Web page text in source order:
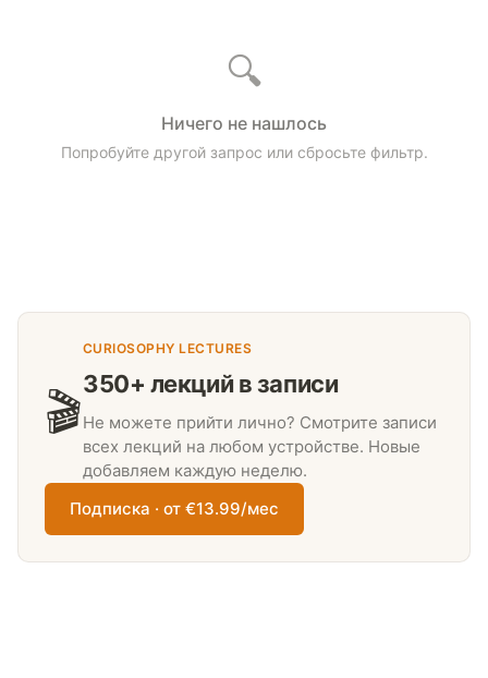
🔍
Ничего не нашлось
Попробуйте другой запрос или сбросьте фильтр.
🎬
CURIOSOPHY LECTURES
350+ лекций в записи
Не можете прийти лично? Смотрите записи
всех лекций на любом устройстве. Новые
добавляем каждую неделю.
Подписка · от €13.99/мес